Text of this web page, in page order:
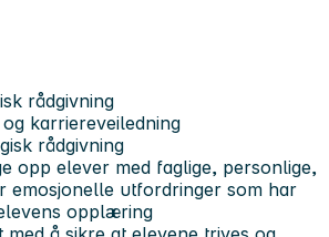
rådgivning
karriereveiledning
rådgivning
opp elever med faglige, personlige,
emosjonelle utfordringer som har
opplæring